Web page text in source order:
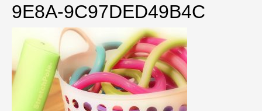
9E8A-9C97DED49B4C